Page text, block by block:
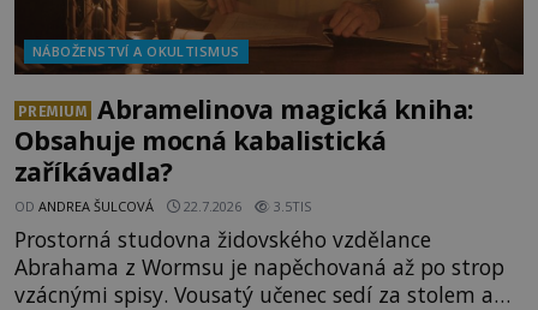
NÁBOŽENSTVÍ A OKULTISMUS
PREMIUM
Abramelinova magická kniha:
Obsahuje mocná kabalistická
zaříkávadla?
OD ANDREA ŠULCOVÁ 22.7.2026 3.5TIS
Prostorná studovna židovského vzdělance
Abrahama z Wormsu je napěchovaná až po strop
vzácnými spisy. Vousatý učenec sedí za stolem a